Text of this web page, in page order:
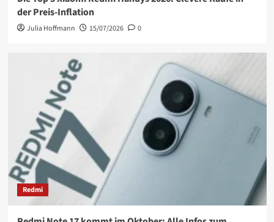
der Preis-Inflation
Julia Hoffmann 15/07/2026 0
Redmi